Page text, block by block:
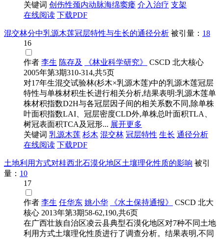
关键词 创伤性颈内动脉海绵窦瘘 介入治疗 支架
在线阅读 下载PDF
混交林分中乳源木莲冠层特性与生长的通径分析 被引量： 18
16
作者 李生 陈存及 《林业科学研究》 CSCD 北大核心
2005年第3期310-314,共5页
对17年生混交试验林(杉木×乳源木莲)中的乳源木莲冠层
特性与单株材积生长进行相关分析,结果表明:乳源木莲单
株材积指数D2H与各冠层因子间的相关系数不同,除单株
叶面积指数LAI、冠层密度CLD外,单株总叶面积TLA、
树冠表面积TCA及冠形... 展开更多
关键词 乳源木莲 杉木 混交林 冠层特性 生长 通径分析
在线阅读 下载PDF
土地利用方式对桂西北石漠化地区土壤理化性质的影响 被引
量： 10
17
作者 李生 任华东 姚小华 《水土保持通报》 CSCD 北大
核心 2013年第3期58-62,190,共6页
在广西壮族自治区凌云县典型石漠化地区对7种不同土地
利用方式土壤理化性质进行了调查分析。结果表明,不同